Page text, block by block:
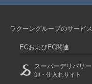
ラクーングループのサービス
ECおよびEC関連
スーパーデリバリー
卸・仕入れサイト